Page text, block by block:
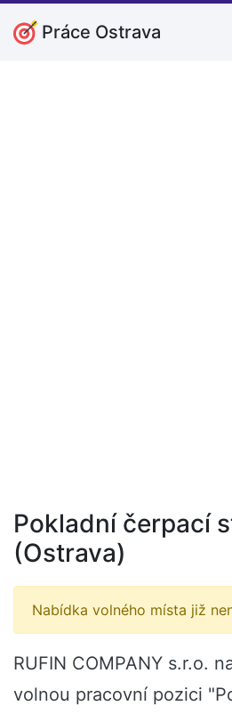
Práce Ostrava
Pokladní čerpací
(Ostrava)
Nabídka volného místa již
RUFIN COMPANY s.r.o.
volnou pracovní pozici